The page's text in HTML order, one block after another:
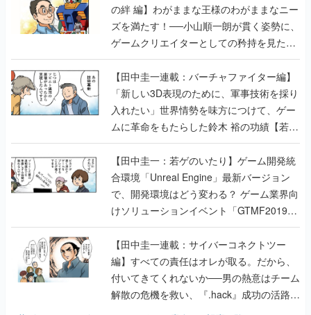
【若ゲのいたり最終回】
【田中圭一連載：バーチャファイター編】
「新しい3D表現のために、軍事技術を採り
入れたい」世界情勢を味方につけて、ゲー
ムに革命をもたらした鈴木 裕の功績【若ゲ
のいたり】
【田中圭一：若ゲのいたり】ゲーム開発統
合環境「Unreal Engine」最新バージョン
で、開発環境はどう変わる？ ゲーム業界向
けソリューションイベント「GTMF2019」
に行って、より理解を深めよう【PR】
【田中圭一連載：サイバーコネクトツー
編】すべての責任はオレが取る。だから、
付いてきてくれないか──男の熱意はチーム
解散の危機を救い、『.hack』成功の活路を
開く。業界の快男児・松山 洋に流れる血は
『少年ジャンプ』色だった【若ゲのいた
り】
若ゲのいたり〜ゲームクリエイターの青春〜の記事一覧